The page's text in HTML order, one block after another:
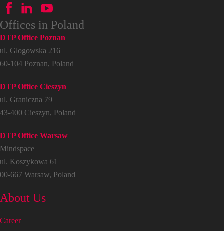
Offices in Poland
DTP Office Poznan
ul. Glogowska 216
60-104 Poznan, Poland
DTP Office Cieszyn
ul. Graniczna 79
43-400 Cieszyn, Poland
DTP Office Warsaw
Mindspace
ul. Koszykowa 61
00-667 Warsaw, Poland
About Us
Career